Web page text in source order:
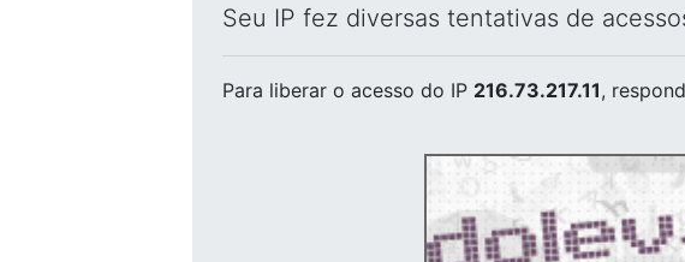
Seu IP fez diversas tentativas de
Para liberar o acesso do IP 216.73.217.11,